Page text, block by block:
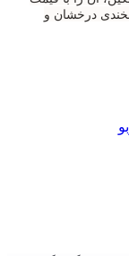
درخشان و